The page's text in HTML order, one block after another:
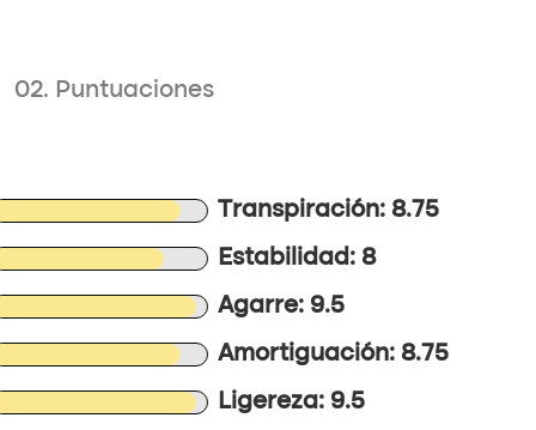
02. Puntuaciones
Transpiración: 8.75
Estabilidad: 8
Agarre: 9.5
Amortiguación: 8.75
Ligereza: 9.5